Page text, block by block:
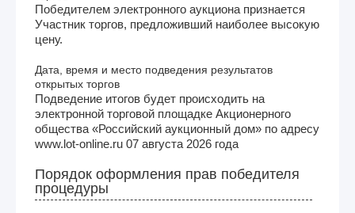
Победителем электронного аукциона признается
Участник торгов, предложивший наиболее высокую
цену.
Дата, время и место подведения результатов
открытых торгов
Подведение итогов будет происходить на
электронной торговой площадке Акционерного
общества «Российский аукционный дом» по адресу
www.lot-online.ru 07 августа 2026 года
Порядок оформления прав победителя
процедуры